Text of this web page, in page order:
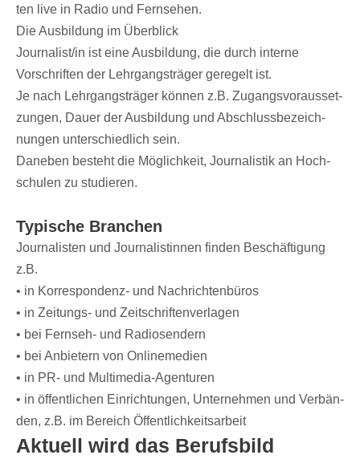
ten live in Radio und Fernsehen.
Die Ausbil­dung im Überblick
Journalist/​in ist eine Ausbil­dung, die durch interne
Vorschrif­ten der Lehr­gangs­trä­ger gere­gelt ist.
Je nach Lehr­gangs­trä­ger können z.B. Zugangs­vor­aus­set­
zun­gen, Dauer der Ausbil­dung und Abschluss­be­zeich­
nun­gen unter­schied­lich sein.
Dane­ben besteht die Möglich­keit, Jour­na­lis­tik an Hoch­
schu­len zu studieren.
Typi­sche Branchen
Jour­na­lis­ten und Jour­na­lis­tin­nen finden Beschäf­ti­gung
z.B.
• in Korre­spon­denz- und Nachrichtenbüros
• in Zeitungs- und Zeitschriftenverlagen
• bei Fern­seh- und Radiosendern
• bei Anbie­tern von Onlinemedien
• in PR- und Multimedia-Agenturen
• in öffent­li­chen Einrich­tun­gen, Unter­neh­men und Verbän­
den, z.B. im Bereich Öffentlichkeitsarbeit
Aktuell wird das Berufsbild